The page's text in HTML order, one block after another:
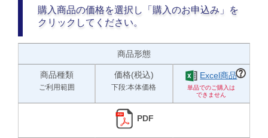
購入商品の価格を選択し「購入のお申込み」を
クリックしてください。
商品形態
商品種類
ご利用範囲
価格(税込)
下段:本体価格
Excel商品
PDF